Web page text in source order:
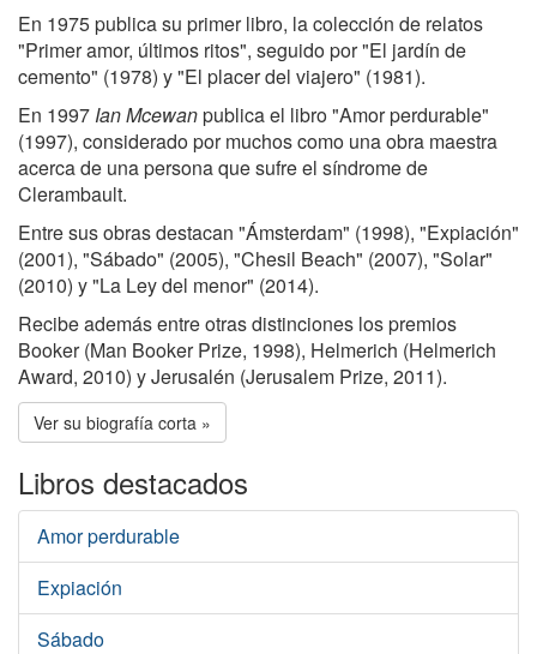
En 1975 publica su primer libro, la colección de relatos
"Primer amor, últimos ritos", seguido por "El jardín de
cemento" (1978) y "El placer del viajero" (1981).
En 1997 Ian Mcewanpublica el libro "Amor perdurable"
(1997), considerado por muchos como una obra maestra
acerca de una persona que sufre el síndrome de
Clerambault.
Entre sus obras destacan "Ámsterdam" (1998), "Expiación"
(2001), "Sábado" (2005), "Chesil Beach" (2007), "Solar"
(2010) y "La Ley del menor" (2014).
Recibe además entre otras distinciones los premios
Booker (Man Booker Prize, 1998), Helmerich (Helmerich
Award, 2010) y Jerusalén (Jerusalem Prize, 2011).
Ver su biografía corta »
Libros destacados
Amor perdurable
Expiación
Sábado